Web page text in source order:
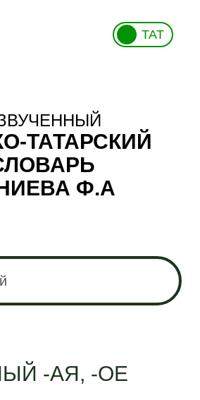
ТАТ
ТАТАРСКИЙ
Ф.А
-АЯ, -ОЕ